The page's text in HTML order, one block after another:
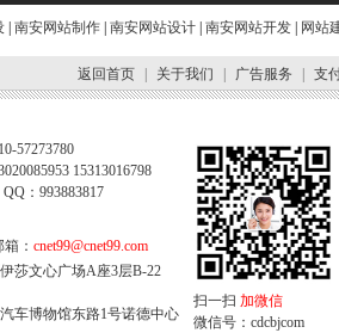
南安网站制作 南安网站设计 南安网站开发 网站
返回首页 关于我们 广告服务 支
57273780
15313016798
：993883817
： cnet99@cnet99.com
莎文心广场A座3层B-22
车博物馆东路1号诺德中心
扫一扫 加微信
微信号：cdcbjcom